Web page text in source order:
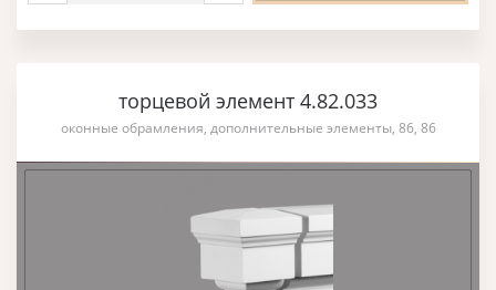
торцевой элемент 4.82.033
оконные обрамления, дополнительные элементы, 86, 86